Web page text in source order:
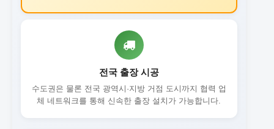
전국 출장 시공
수도권은 물론 전국 광역시·지방 거점 도시까지 협력 업
체 네트워크를 통해 신속한 출장 설치가 가능합니다.